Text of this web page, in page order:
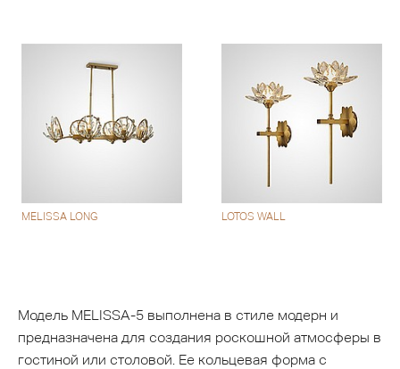
MELISSA LONG LOTOS WALL
Модель MELISSA-5 выполнена в стиле модерн и
предназначена для создания роскошной атмосферы в
гостиной или столовой. Ее кольцевая форма с